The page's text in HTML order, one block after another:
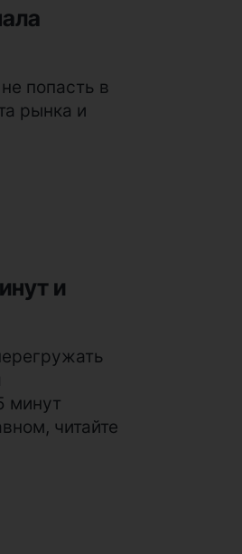
попасть в
рынка и
и
минут
читайте